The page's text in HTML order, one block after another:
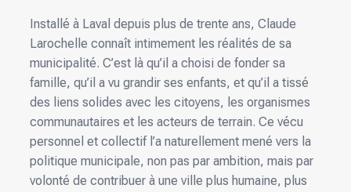
Installé à Laval depuis plus de trente ans, Claude
Larochelle connaît intimement les réalités de sa
municipalité. C’est là qu’il a choisi de fonder sa
famille, qu’il a vu grandir ses enfants, et qu’il a tissé
des liens solides avec les citoyens, les organismes
communautaires et les acteurs de terrain. Ce vécu
personnel et collectif l’a naturellement mené vers la
politique municipale, non pas par ambition, mais par
volonté de contribuer à une ville plus humaine, plus